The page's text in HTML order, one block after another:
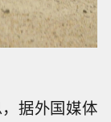
据外国媒体